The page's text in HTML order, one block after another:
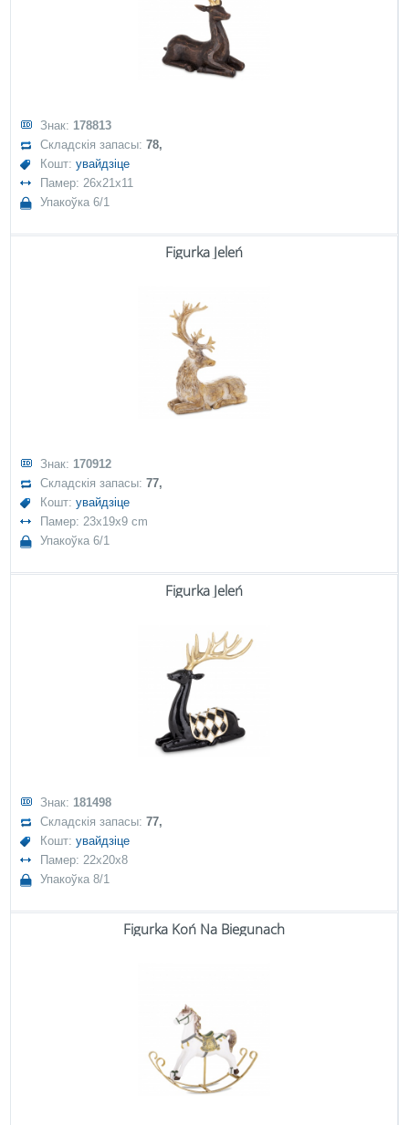
Знак: 178813
Складскія запасы:78,
Кошт:увайдзіце
Памер: 26x21x11
Упакоўка 6/1
Figurka Jeleń
Знак: 170912
Складскія запасы:77,
Кошт:увайдзіце
Памер: 23x19x9 cm
Упакоўка 6/1
Figurka Jeleń
Знак: 181498
Складскія запасы:77,
Кошт:увайдзіце
Памер: 22x20x8
Упакоўка 8/1
Figurka Koń Na Biegunach